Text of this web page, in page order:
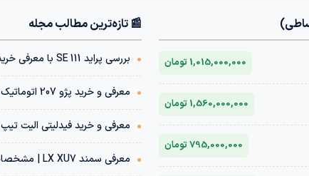
1,015,000,000 تومان
1,560,000,000 تومان
795,000,000 تومان
📰 تازه‌ترین مطالب مجله
• بررسی پراید 111 SE با معرفی خرید خودرو با شرایط اقساطی
• معرفی و خرید پژو 207 اتوماتیک TU5 | مشخصات فنی + قیمت بازار
• معرفی و خرید فیدلیتی الیت تیپ 1 پنج نفره 1404 | مشخصات فنی + قیمت بازار
• معرفی سمند LX XU7 | مشخصات فنی + قیمت بازار خودرو